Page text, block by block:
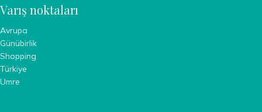
Varış noktaları
Avrupa
Günübirlik
Shopping
Türkiye
Umre